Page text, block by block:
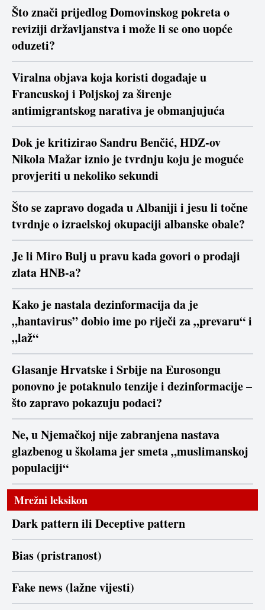
Što znači prijedlog Domovinskog pokreta o
reviziji državljanstva i može li se ono uopće
oduzeti?
Viralna objava koja koristi događaje u
Francuskoj i Poljskoj za širenje
antimigrantskog narativa je obmanjujuća
Dok je kritizirao Sandru Benčić, HDZ-ov
Nikola Mažar iznio je tvrdnju koju je moguće
provjeriti u nekoliko sekundi
Što se zapravo događa u Albaniji i jesu li točne
tvrdnje o izraelskoj okupaciji albanske obale?
Je li Miro Bulj u pravu kada govori o prodaji
zlata HNB-a?
Kako je nastala dezinformacija da je
„hantavirus” dobio ime po riječi za „prevaru“ i
„laž“
Glasanje Hrvatske i Srbije na Eurosongu
ponovno je potaknulo tenzije i dezinformacije –
što zapravo pokazuju podaci?
Ne, u Njemačkoj nije zabranjena nastava
glazbenog u školama jer smeta „muslimanskoj
populaciji“
Mrežni leksikon
Dark pattern ili Deceptive pattern
Bias (pristranost)
Fake news (lažne vijesti)